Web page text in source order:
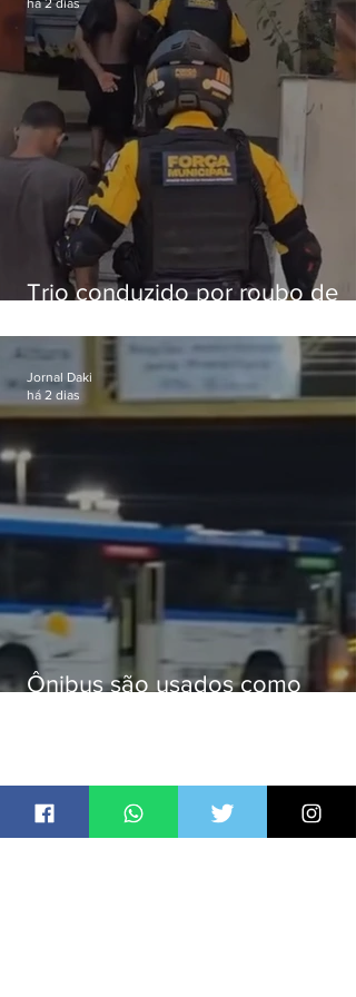
Trio conduzido por roubo de
passagens
há 2 dias
Ônibus são usados como
Jornal Daki
há 2 dias